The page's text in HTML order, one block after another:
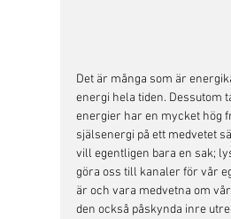
Det är många som är
energi hela tiden. Dessutom
energier har en mycket hög
själsenergi på ett medvetet
vill egentligen bara en sak;
göra oss till kanaler för vår
är och vara medvetna om
den också påskynda inre